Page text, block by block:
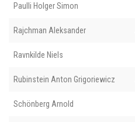
Paulli Holger Simon
Rajchman Aleksander
Ravnkilde Niels
Rubinstein Anton Grigoriewicz
Schönberg Arnold